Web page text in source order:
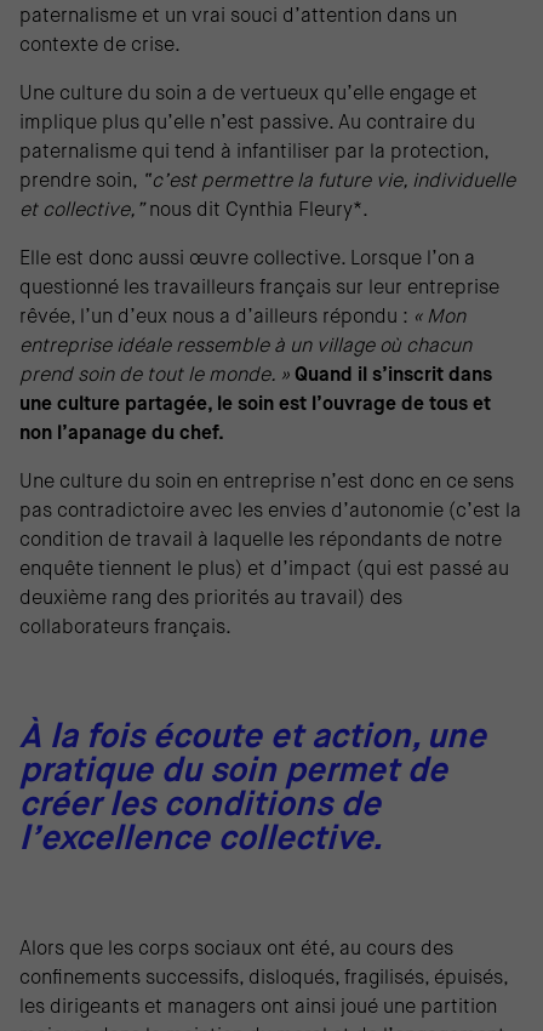
paternalisme et un vrai souci d’attention dans un
contexte de crise.
Une culture du soin a de vertueux qu’elle engage et
implique plus qu’elle n’est passive. Au contraire du
paternalisme qui tend à infantiliser par la protection,
prendre soin, “c’est permettre la future vie, individuelle
et collective,” nous dit Cynthia Fleury*.
Elle est donc aussi œuvre collective. Lorsque l’on a
questionné les travailleurs français sur leur entreprise
rêvée, l’un d’eux nous a d’ailleurs répondu : « Mon
entreprise idéale ressemble à un village où chacun
prend soin de tout le monde. » Quand il s’inscrit dans
une culture partagée, le soin est l’ouvrage de tous et
non l’apanage du chef.
Une culture du soin en entreprise n’est donc en ce sens
pas contradictoire avec les envies d’autonomie (c’est la
condition de travail à laquelle les répondants de notre
enquête tiennent le plus) et d’impact (qui est passé au
deuxième rang des priorités au travail) des
collaborateurs français.
À la fois écoute et action, une
pratique du soin permet de
créer les conditions de
l’excellence collective.
Alors que les corps sociaux ont été, au cours des
confinements successifs, disloqués, fragilisés, épuisés,
les dirigeants et managers ont ainsi joué une partition